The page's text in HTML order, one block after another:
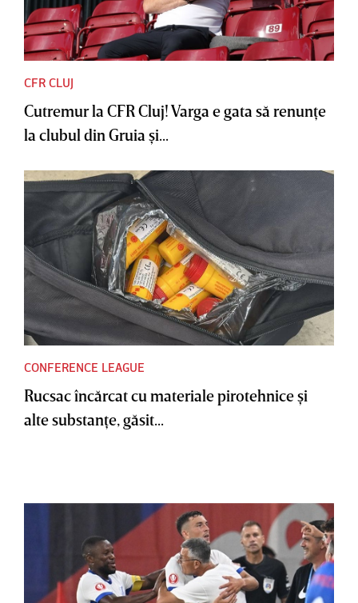
CFR CLUJ
Cutremur la CFR Cluj! Varga e gata să renunţe
la clubul din Gruia şi...
CONFERENCE LEAGUE
Rucsac încărcat cu materiale pirotehnice şi
alte substanţe, găsit...